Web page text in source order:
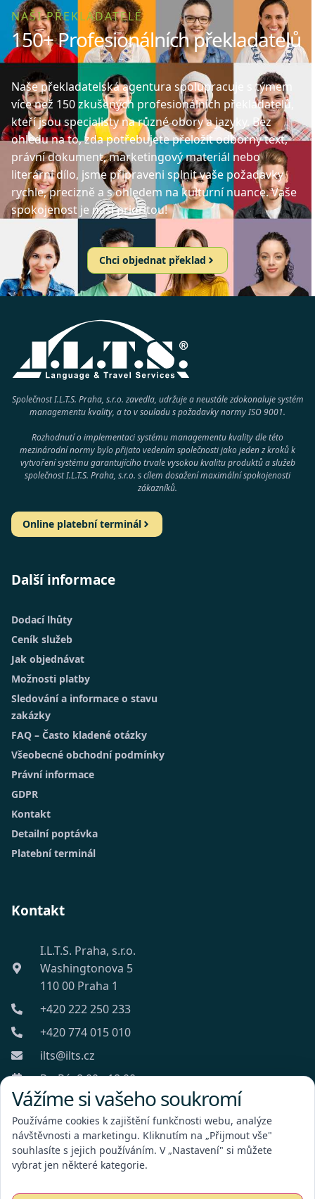
NAŠI PŘEKLADATELÉ
150+ Profesionálních překladatelů
Naše překladatelská agentura spolupracuje s týmem
více než 150 zkušených profesionálních překladatelů,
kteří jsou specialisty na různé obory a jazyky. Bez
ohledu na to, zda potřebujete přeložit odborný text,
právní dokument, marketingový materiál nebo
literární dílo, jsme připraveni splnit vaše požadavky
rychle, precizně a s ohledem na kulturní nuance. Vaše
spokojenost je naší prioritou!
Chci objednat překlad
Společnost I.L.T.S. Praha, s.r.o. zavedla, udržuje a neustále zdokonaluje systém
managementu kvality, a to v souladu s požadavky normyISO 9001.
Rozhodnutí o implementaci systému managementu kvality dle této
mezinárodní normy bylo přijato vedením společnosti jako jeden z kroků k
vytvoření systému garantujícího trvale vysokou kvalitu produktů a služeb
společnostI.L.T.S. Praha, s.r.o. s cílem dosažení maximální spokojenosti
zákazníků.
Online platební terminál
Další informace
Dodací lhůty
Ceník služeb
Jak objednávat
Možnosti platby
Sledování a informace o stavu
zakázky
FAQ – Často kladené otázky
Všeobecné obchodní podmínky
Právní informace
GDPR
Kontakt
Detailní poptávka
Platební terminál
Kontakt
I.L.T.S. Praha, s.r.o.
Washingtonova 5
110 00 Praha 1
+420 222 250 233
+420 774 015 010
ilts@ilts.cz
Po-Pá: 8:00 - 18:00
Vážíme si vašeho soukromí
Používáme cookies k zajištění funkčnosti webu, analýze
návštěvnosti a marketingu. Kliknutím na „Přijmout vše"
souhlasíte s jejich používáním. V „Nastavení" si můžete
vybrat jen některé kategorie.